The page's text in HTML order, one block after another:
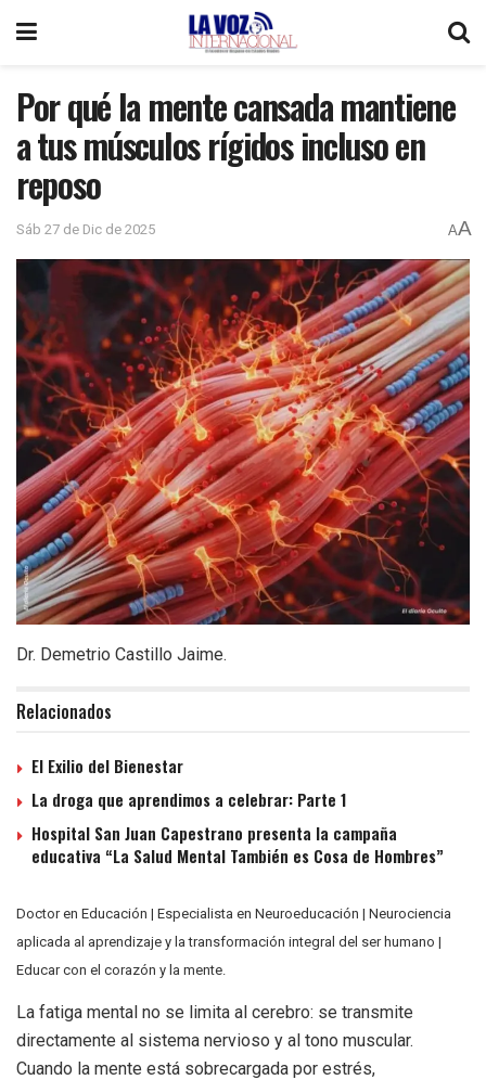
Por qué la mente cansada mantiene
a tus músculos rígidos incluso en
reposo
Sáb 27 de Dic de 2025 AA
Dr. Demetrio Castillo Jaime.
Relacionados
El Exilio del Bienestar
La droga que aprendimos a celebrar: Parte 1
Hospital San Juan Capestrano presenta la campaña
educativa “La Salud Mental También es Cosa de Hombres”
Doctor en Educación | Especialista en Neuroeducación | Neurociencia
aplicada al aprendizaje y la transformación integral del ser humano |
Educar con el corazón y la mente.
La fatiga mental no se limita al cerebro: se transmite
directamente al sistema nervioso y al tono muscular.
Cuando la mente está sobrecargada por estrés,